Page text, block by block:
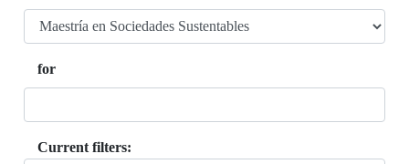
for
Current filters: